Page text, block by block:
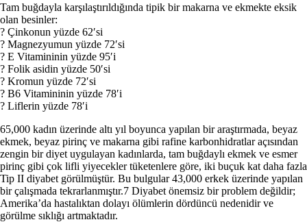
Tam buğdayla karşılaştırıldığında tipik bir makarna ve ekmekte eksik
olan besinler:
? Çinkonun yüzde 62′si
? Magnezyumun yüzde 72′si
? E Vitamininin yüzde 95′i
? Folik asidin yüzde 50′si
? Kromun yüzde 72′si
? B6 Vitamininin yüzde 78′i
? Liflerin yüzde 78′i
65,000 kadın üzerinde altı yıl boyunca yapılan bir araştır­mada, beyaz
ekmek, beyaz pirinç ve makarna gibi rafine kar­bonhidratlar açısından
zengin bir diyet uygulayan kadınlarda, tam buğdaylı ekmek ve esmer
pirinç gibi çok lifli yiyecekler tüketenlere göre, iki buçuk kat daha fazla
Tip II diyabet görül­müştür. Bu bulgular 43,000 erkek üzerinde yapılan
bir çalış­mada tekrarlanmıştır.7 Diyabet önemsiz bir problem değildir;
Amerika’da hastalıktan dolayı ölümlerin dördüncü nedenidir ve
görülme sıklığı artmaktadır.